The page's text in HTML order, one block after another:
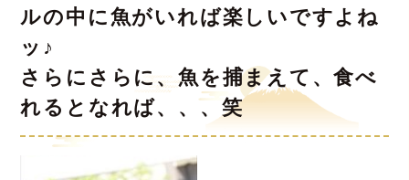
ルの中に魚がいれば楽しいですよね
ッ♪
さらにさらに、魚を捕まえて、食べ
れるとなれば、、、笑